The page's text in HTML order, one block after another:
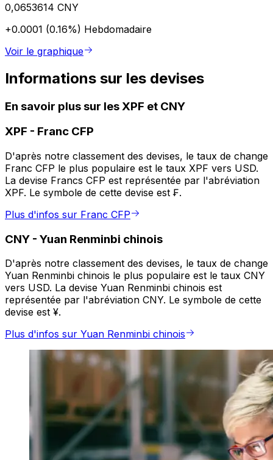
0,0653614 CNY
+0.0001 (0.16%) Hebdomadaire
Voir le graphique
Informations sur les devises
En savoir plus sur les XPF et CNY
XPF - Franc CFP
D'après notre classement des devises, le taux de change
Franc CFP le plus populaire est le taux XPF vers USD.
La devise Francs CFP est représentée par l'abréviation
XPF. Le symbole de cette devise est ₣.
Plus d'infos sur Franc CFP
CNY - Yuan Renminbi chinois
D'après notre classement des devises, le taux de change
Yuan Renminbi chinois le plus populaire est le taux CNY
vers USD. La devise Yuan Renminbi chinois est
représentée par l'abréviation CNY. Le symbole de cette
devise est ¥.
Plus d'infos sur Yuan Renminbi chinois